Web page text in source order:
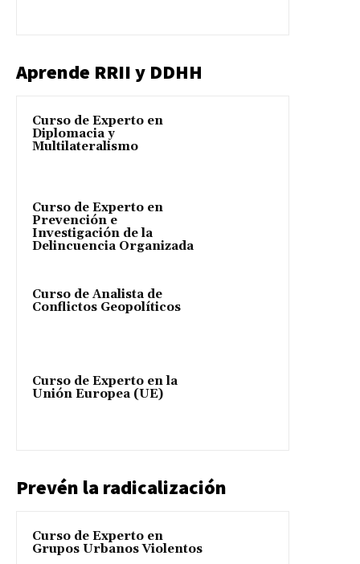
Aprende RRII y DDHH
Curso de Experto en
Diplomacia y
Multilateralismo
Curso de Experto en
Prevención e
Investigación de la
Delincuencia Organizada
Curso de Analista de
Conflictos Geopolíticos
Curso de Experto en la
Unión Europea (UE)
Prevén la radicalización
Curso de Experto en
Grupos Urbanos Violentos